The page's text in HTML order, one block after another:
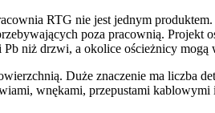
RTG nie jest jednym
poza pracownią. Projekt
niż drzwi, a okolice ościeżnicy
Duże znaczenie ma liczba
wnękami, przepustami